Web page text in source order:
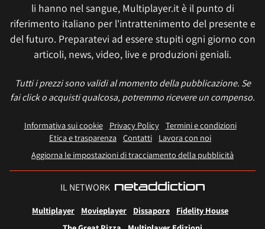
li hanno nel sangue, Multiplayer.it è il punto di
riferimento italiano per l'intrattenimento del presente e
del futuro. Preparatevi ad essere stupiti ogni giorno con
articoli, news, video, live e produzioni geniali.
Tutti i prezzi sono validi al momento della pubblicazione. Se
fai click o acquisti qualcosa, potremmo ricevere un compenso.
Informativa sui cookie Privacy Policy
Termini e condizioni
Etica e trasparenza Contatti
Lavora con noi
Aggiorna le impostazioni di tracciamento della pubblicità
IL NETWORK
Multiplayer Movieplayer Dissapore
Fidelity House